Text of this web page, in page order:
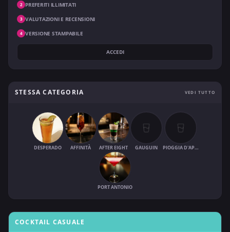
2 PREFERITI ILLIMITATI
3 VALUTAZIONI E RECENSIONI
4 VERSIONE STAMPABILE
ACCEDI
STESSA CATEGORIA VEDI TUTTO
DESPERADO AFFINITÀ AFTER EIGHT GAUGUIN PIOGGIA D'APRILE
PORT ANTONIO
COCKTAIL CASUALE